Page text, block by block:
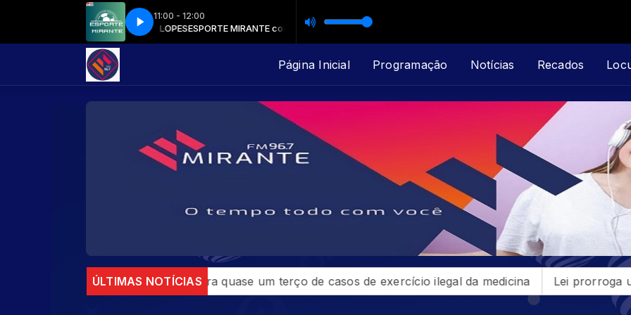
11:00 - 12:00
MACEDO E VERINALDO LOPESESPORTE MIRANTE com VALK DE MACEDO E VERINALDO LOPES
Página Inicial Programação Notícias Recados
ÚLTIMAS NOTÍCIAS
Rio concentra quase um terço de casos de exercício ilegal da medicina Lei prorroga uso do FGTS